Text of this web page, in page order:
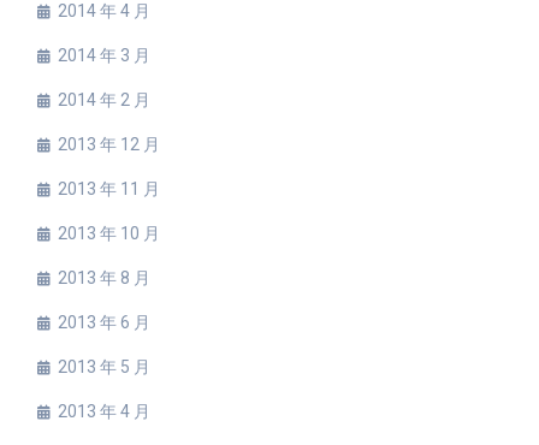
2014 年 4 月
2014 年 3 月
2014 年 2 月
2013 年 12 月
2013 年 11 月
2013 年 10 月
2013 年 8 月
2013 年 6 月
2013 年 5 月
2013 年 4 月